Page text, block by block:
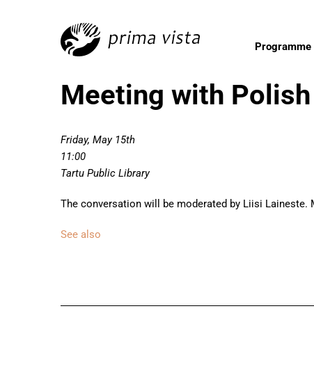
Programme
Meeting with
Friday, May 15th
11:00
Tartu Public Library
The conversation will be moderated by Liisi
See also